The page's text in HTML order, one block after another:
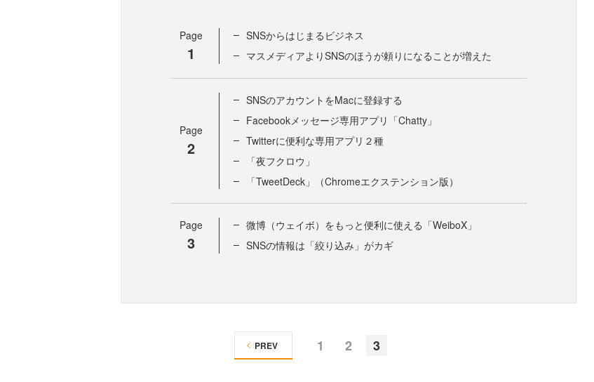
Page
1
SNSからはじまるビジネス
マスメディアよりSNSのほうが頼りになることが増えた
Page
2
SNSのアカウントをMacに登録する
Facebookメッセージ専用アプリ「Chatty」
Twitterに便利な専用アプリ２種
「夜フクロウ」
「TweetDeck」（Chromeエクステンション版）
Page
3
微博（ウェイボ）をもっと便利に使える「WeiboX」
SNSの情報は「絞り込み」がカギ
1 2 3
PREV